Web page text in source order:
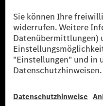
* Inkl. EKOenergy Ökolabel
* Die angegebenen Werte wurden
Messverfahren WLTP (Worldwide
Procedure) ermittelt. Die
den europäischen Markt. Der
eines Pkw sind nicht nur von der
bzw. des Energieträgers durch
** Der Stromverbrauch wurde auf